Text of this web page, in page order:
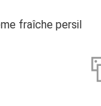
fraîche persil